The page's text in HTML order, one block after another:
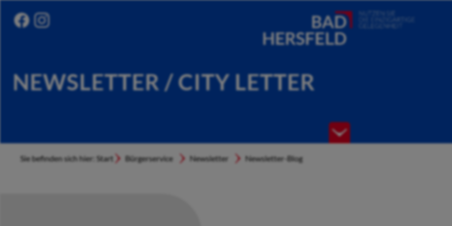
NEWSLETTER / CITY LETTER
Sie befinden sich hier: Start Bürgerservice Newsletter Newsletter-Blog